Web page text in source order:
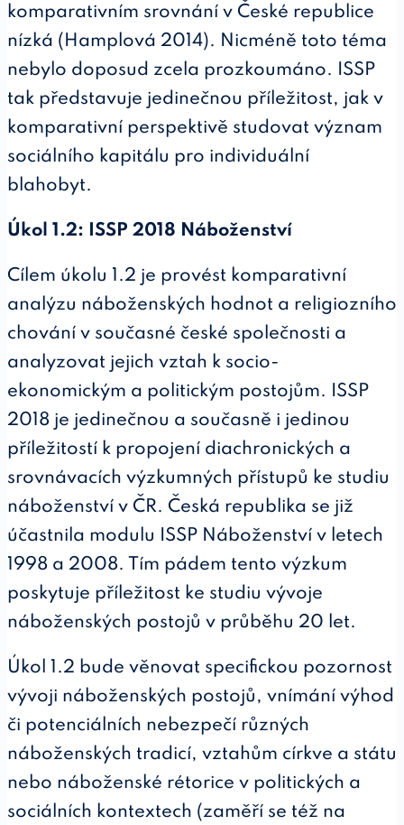
komparativním srovnání v České republice
nízká (Hamplová 2014). Nicméně toto téma
nebylo doposud zcela prozkoumáno. ISSP
tak představuje jedinečnou příležitost, jak v
komparativní perspektivě studovat význam
sociálního kapitálu pro individuální
blahobyt.
Úkol 1.2: ISSP 2018 Náboženství
Cílem úkolu 1.2 je provést komparativní
analýzu náboženských hodnot a religiozního
chování v současné české společnosti a
analyzovat jejich vztah k socio-
ekonomickým a politickým postojům. ISSP
2018 je jedinečnou a současně i jedinou
příležitostí k propojení diachronických a
srovnávacích výzkumných přístupů ke studiu
náboženství v ČR. Česká republika se již
účastnila modulu ISSP Náboženství v letech
1998 a 2008. Tím pádem tento výzkum
poskytuje příležitost ke studiu vývoje
náboženských postojů v průběhu 20 let.
Úkol 1.2 bude věnovat specifickou pozornost
vývoji náboženských postojů, vnímání výhod
či potenciálních nebezpečí různých
náboženských tradicí, vztahům církve a státu
nebo náboženské rétorice v politických a
sociálních kontextech (zaměří se též na